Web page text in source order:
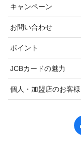
キャンペーン
お問い合わせ
ポイント
JCBカードの魅力
個人・加盟店のお客様